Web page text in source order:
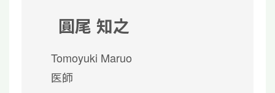
圓尾 知之
Tomoyuki Maruo
医師